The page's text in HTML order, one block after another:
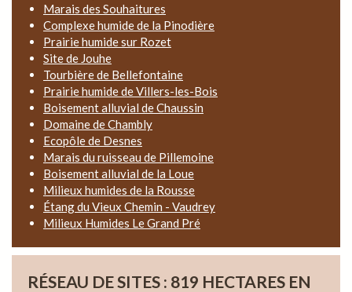
Marais des Souhaitures
Complexe humide de la Pinodière
Prairie humide sur Rozet
Site de Jouhe
Tourbière de Bellefontaine
Prairie humide de Villers-les-Bois
Boisement alluvial de Chaussin
Domaine de Chambly
Ecopôle de Desnes
Marais du ruisseau de Pillemoine
Boisement alluvial de la Loue
Milieux humides de la Rousse
Étang du Vieux Chemin - Vaudrey
Milieux Humides Le Grand Pré
RÉSEAU DE SITES : 819 HECTARES EN